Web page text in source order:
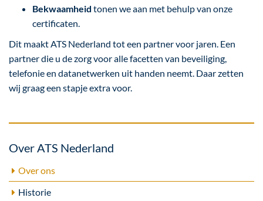
Bekwaamheid tonen we aan met behulp van onze
certificaten.
Dit maakt ATS Nederland tot een partner voor jaren. Een
partner die u de zorg voor alle facetten van beveiliging,
telefonie en datanetwerken uit handen neemt. Daar zetten
wij graag een stapje extra voor.
Over ATS Nederland
Over ons
Historie